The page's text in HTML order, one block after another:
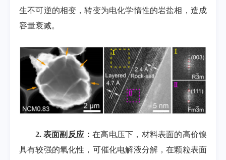
生不可逆的相变，转变为电化学惰性的岩盐相，造成
容量衰减。
2. 表面副反应：在高电压下，材料表面的高价镍
具有较强的氧化性，可催化电解液分解，在颗粒表面